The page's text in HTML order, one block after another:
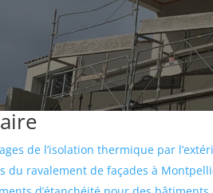
de l’isolation thermique par
du ravalement de façades à